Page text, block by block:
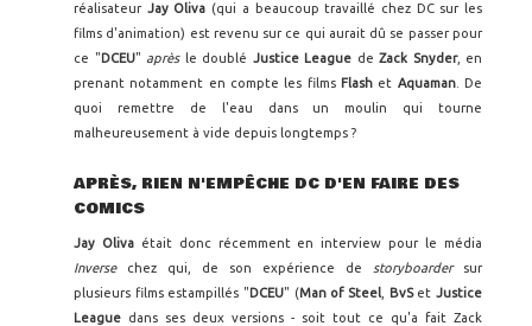
réalisateur Jay Oliva (qui a beaucoup travaillé chez DC sur les
films d'animation) est revenu sur ce qui aurait dû se passer pour
ce "DCEU" après le doublé Justice League de Zack Snyder, en
prenant notamment en compte les films Flash et Aquaman. De
quoi remettre de l'eau dans un moulin qui tourne
malheureusement à vide depuis longtemps ?
APRÈS, RIEN N'EMPÊCHE DC D'EN FAIRE DES
COMICS
Jay Olivaétait donc récemment en interview pour le média
Inversechez qui, de son expérience de storyboarder sur
plusieurs films estampillés " DCEU" (Man of Steel BvS etJustice
League dans ses deux versions - soit tout ce qu'a fait Zack